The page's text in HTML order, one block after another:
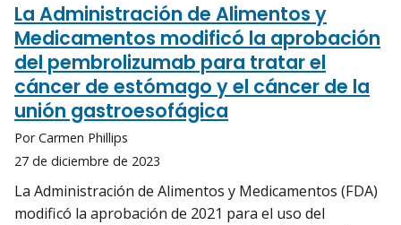
La Administración de Alimentos y
Medicamentos modificó la aprobación
del pembrolizumab para tratar el
cáncer de estómago y el cáncer de la
unión gastroesofágica
Por Carmen Phillips
27 de diciembre de 2023
La Administración de Alimentos y Medicamentos (FDA)
modificó la aprobación de 2021 para el uso del